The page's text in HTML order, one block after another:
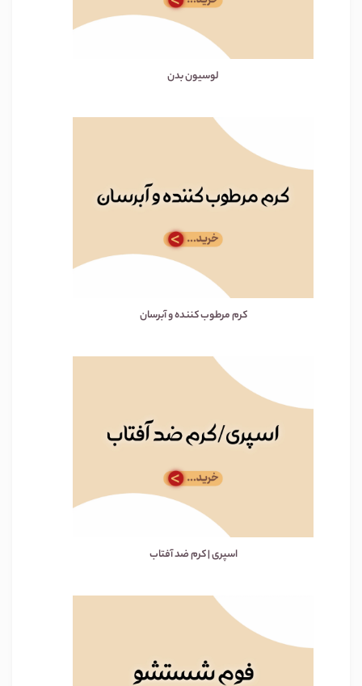
لوسیون بدن
کرم مرطوب کننده و آبرسان
اسپری | کرم ضد آفتاب